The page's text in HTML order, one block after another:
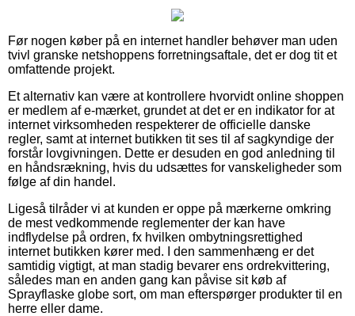
Før nogen køber på en internet handler behøver man uden
tvivl granske netshoppens forretningsaftale, det er dog tit et
omfattende projekt.
Et alternativ kan være at kontrollere hvorvidt online shoppen
er medlem af e-mærket, grundet at det er en indikator for at
internet virksomheden respekterer de officielle danske
regler, samt at internet butikken tit ses til af sagkyndige der
forstår lovgivningen. Dette er desuden en god anledning til
en håndsrækning, hvis du udsættes for vanskeligheder som
følge af din handel.
Ligeså tilråder vi at kunden er oppe på mærkerne omkring
de mest vedkommende reglementer der kan have
indflydelse på ordren, fx hvilken ombytningsrettighed
internet butikken kører med. I den sammenhæng er det
samtidig vigtigt, at man stadig bevarer ens ordrekvittering,
således man en anden gang kan påvise sit køb af
Sprayflaske globe sort, om man efterspørger produkter til en
herre eller dame.